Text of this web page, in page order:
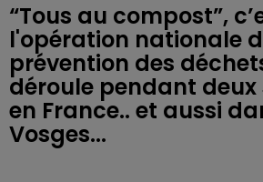
“Tous au compost”,
l'opération nationale
prévention des
déroule pendant deux
en France.. et aussi
Vosges...